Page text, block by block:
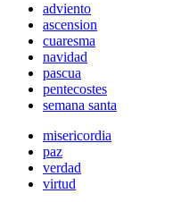
adviento
ascension
cuaresma
navidad
pascua
pentecostes
semana santa
misericordia
paz
verdad
virtud